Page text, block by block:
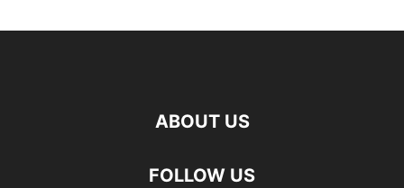
ABOUT US
FOLLOW US